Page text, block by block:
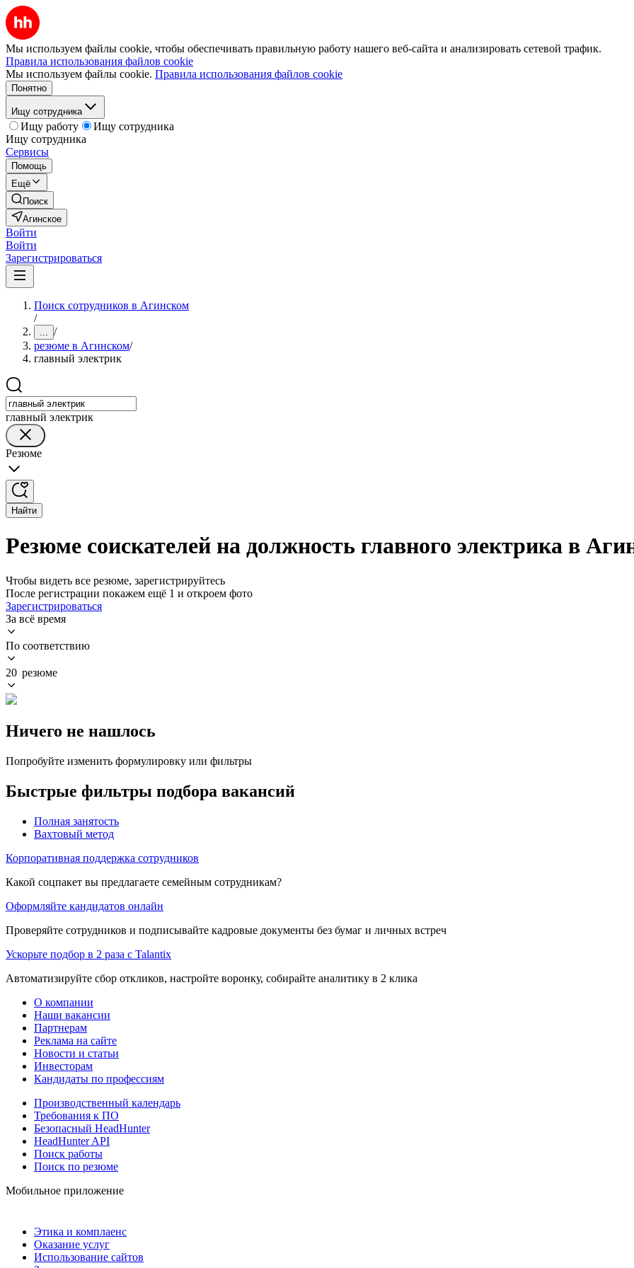
Мы используем файлы cookie, чтобы обеспечивать правильную работу нашего веб-сайта и анализировать сетевой трафик.
Правила использования файлов cookie
Мы используем файлы cookie. Правила использования файлов cookie
Понятно
Ищу сотрудника
Ищу работу
Ищу сотрудника
Ищу сотрудника
Сервисы
Помощь
Ещё
Поиск
Агинское
Войти
Войти
Зарегистрироваться
Поиск сотрудников в Агинском
/
... /
резюме в Агинском/
главный электрик
главный электрик
Резюме
Найти
Резюме соискателей на должность главного электрика в
Чтобы видеть все резюме, зарегистрируйтесь
После регистрации покажем ещё 1 и откроем фото
Зарегистрироваться
За всё время
По соответствию
20 резюме
Ничего не нашлось
Попробуйте изменить формулировку или фильтры
Быстрые фильтры подбора вакансий
Полная занятость
Вахтовый метод
Корпоративная поддержка сотрудников
Какой соцпакет вы предлагаете семейным сотрудникам?
Оформляйте кандидатов онлайн
Проверяйте сотрудников и подписывайте кадровые документы без бумаг и личных встреч
Ускорьте подбор в 2 раза с Talantix
Автоматизируйте сбор откликов, настройте воронку, собирайте аналитику в 2 клика
О компании
Наши вакансии
Партнерам
Реклама на сайте
Новости и статьи
Инвесторам
Кандидаты по профессиям
Производственный календарь
Требования к ПО
Безопасный HeadHunter
HeadHunter API
Поиск работы
Поиск по резюме
Мобильное приложение
Этика и комплаенс
Оказание услуг
Использование сайтов